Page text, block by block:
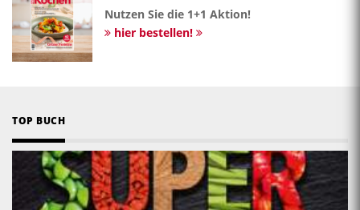
Nutzen Sie die 1+1 Aktion!
hier bestellen!
TOP BUCH